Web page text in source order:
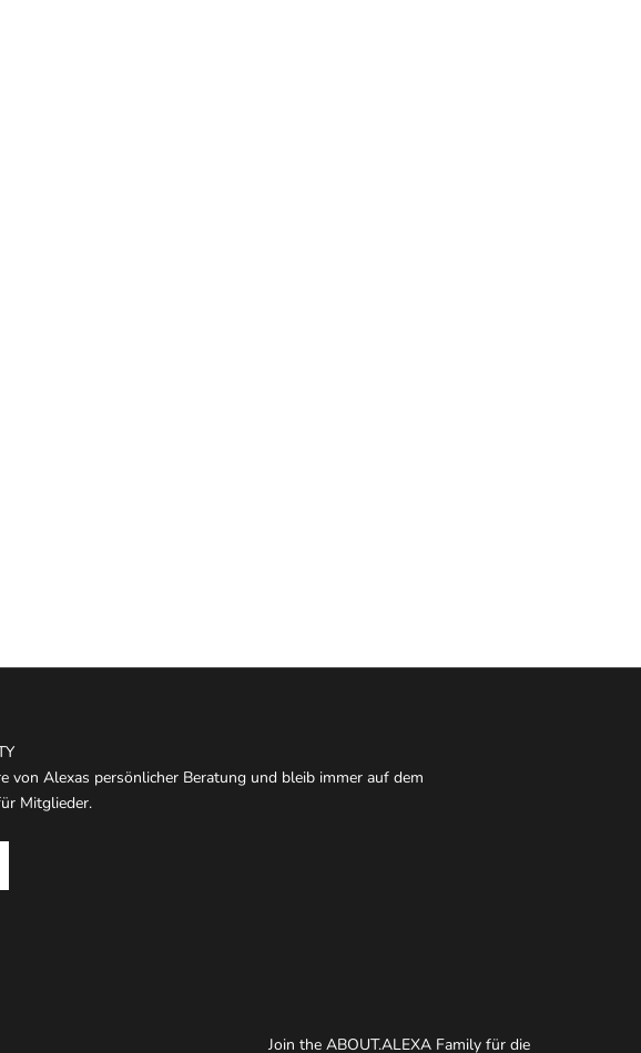
von Alexas persönlicher Beratung und bleib immer auf dem
Mitglieder.
Join the ABOUT.ALEXA Family für die